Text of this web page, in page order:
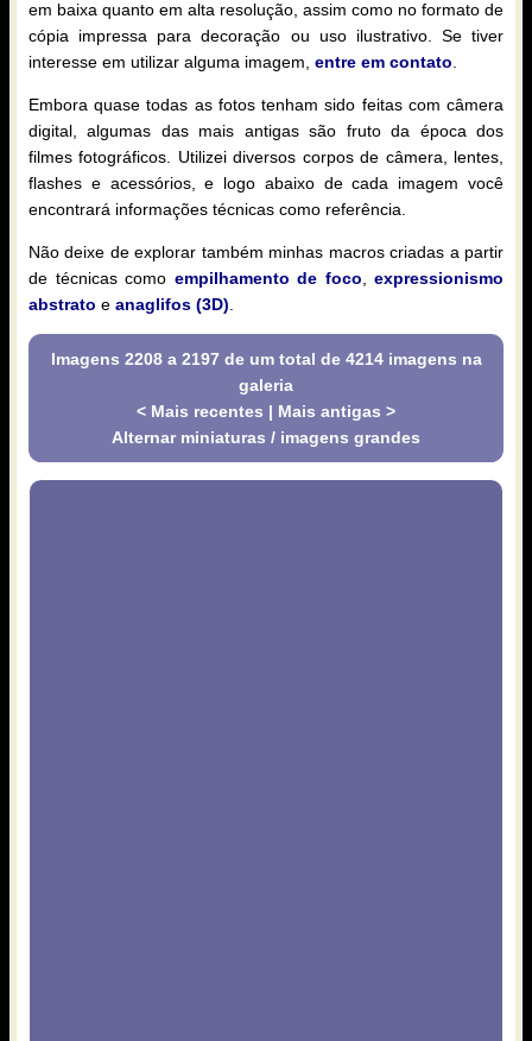
em baixa quanto em alta resolução, assim como no formato de
cópia impressa para decoração ou uso ilustrativo. Se tiver
interesse em utilizar alguma imagem, entre em contato
Embora quase todas as fotos tenham sido feitas com câmera
digital, algumas das mais antigas são fruto da época dos
filmes fotográficos. Utilizei diversos corpos de câmera, lentes,
flashes e acessórios, e logo abaixo de cada imagem você
encontrará informações técnicas como referência.
Não deixe de explorar também minhas macros criadas a partir
de técnicas como empilhamento de foco
expressionismo
abstrato e anaglifos (3D)
Imagens 2208 a 2197 de um total de 4214 imagens na
galeria
< Mais recentes | Mais antigas >
Alternar miniaturas / imagens grandes